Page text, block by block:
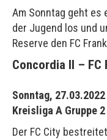
Am Sonntag geht es
der Jugend los und
Reserve den FC
Concordia II –
Sonntag,
Kreisliga A Gruppe 2
Der FC City